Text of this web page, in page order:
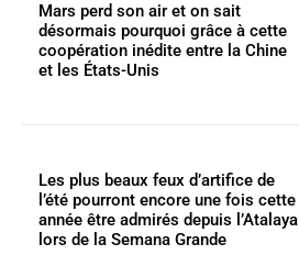
Mars perd son air et on sait
désormais pourquoi grâce à cette
coopération inédite entre la Chine
et les États-Unis
Les plus beaux feux d’artifice de
l’été pourront encore une fois cette
année être admirés depuis l’Atalaya
lors de la Semana Grande